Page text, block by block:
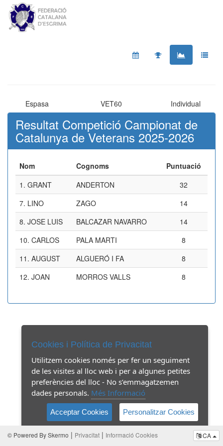
Espasa VET60 Individual
Resultat Competició Campionat de
Catalunya de Veterans 2025-2026
Nom Cognoms
Puntuació
1. GRANT ANDERTON
32
7. LINO ZAGO
14
8. JOSE LUIS BALCAZAR NAVARRO
14
10. CARLOS PALA MARTI
8
11. AUGUST ALGUERÓ I FA
8
12. JOAN MORROS VALLS 8
© Powered By Skermo | Privacitat | Informació Cookies CA
Cookies i Política de Privacitat
Utilitzem cookies només per fer un seguiment
de les visites al lloc web i per a algunes petites
preferències del lloc - No s’emmagatzemen
dades personals. Més Informació
Acceptar Cookies Personalitzar Cookies